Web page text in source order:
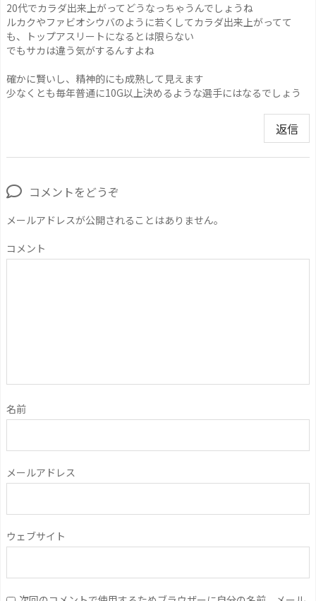
20代でカラダ出来上がってどうなっちゃうんでしょうね
ルカクやファビオシウバのように若くしてカラダ出来上がってて
も、トップアスリートになるとは限らない
でもサカは違う気がするんすよね
確かに賢いし、精神的にも成熟して見えます
少なくとも毎年普通に10G以上決めるような選手にはなるでしょう
返信
コメントをどうぞ
メールアドレスが公開されることはありません。
コメント
名前
メールアドレス
ウェブサイト